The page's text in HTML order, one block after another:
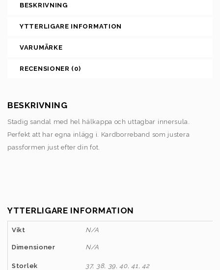
BESKRIVNING
YTTERLIGARE INFORMATION
VARUMÄRKE
RECENSIONER (0)
BESKRIVNING
Stadig sandal med hel hälkappa och uttagbar innersula.
Perfekt att har egna inlägg i. Kardborreband som justera
passformen just efter din fot.
YTTERLIGARE INFORMATION
Vikt N/A
Dimensioner N/A
Storlek 37, 38, 39, 40, 41, 42